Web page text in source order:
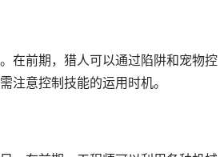
在前期，猎人可以通过陷阱和宠物控
注意控制技能的运用时机。